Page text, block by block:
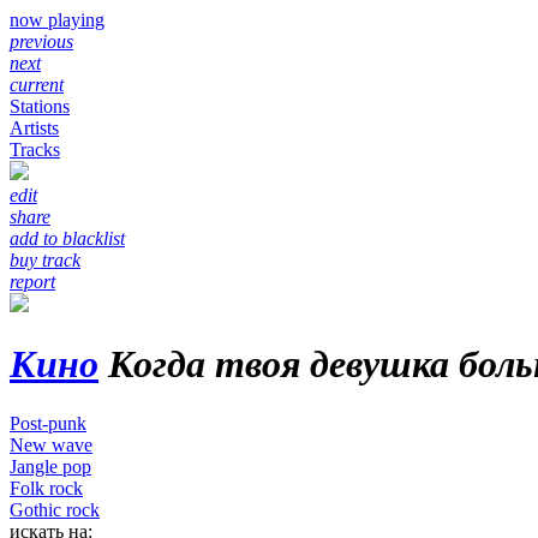
now playing
previous
next
current
Stations
Artists
Tracks
edit
share
add to blacklist
buy track
report
Кино Когда твоя девушка
Post-punk
New wave
Jangle pop
Folk rock
Gothic rock
искать на: